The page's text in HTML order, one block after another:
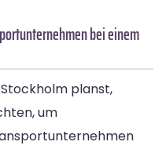
bei einem
planst,
um